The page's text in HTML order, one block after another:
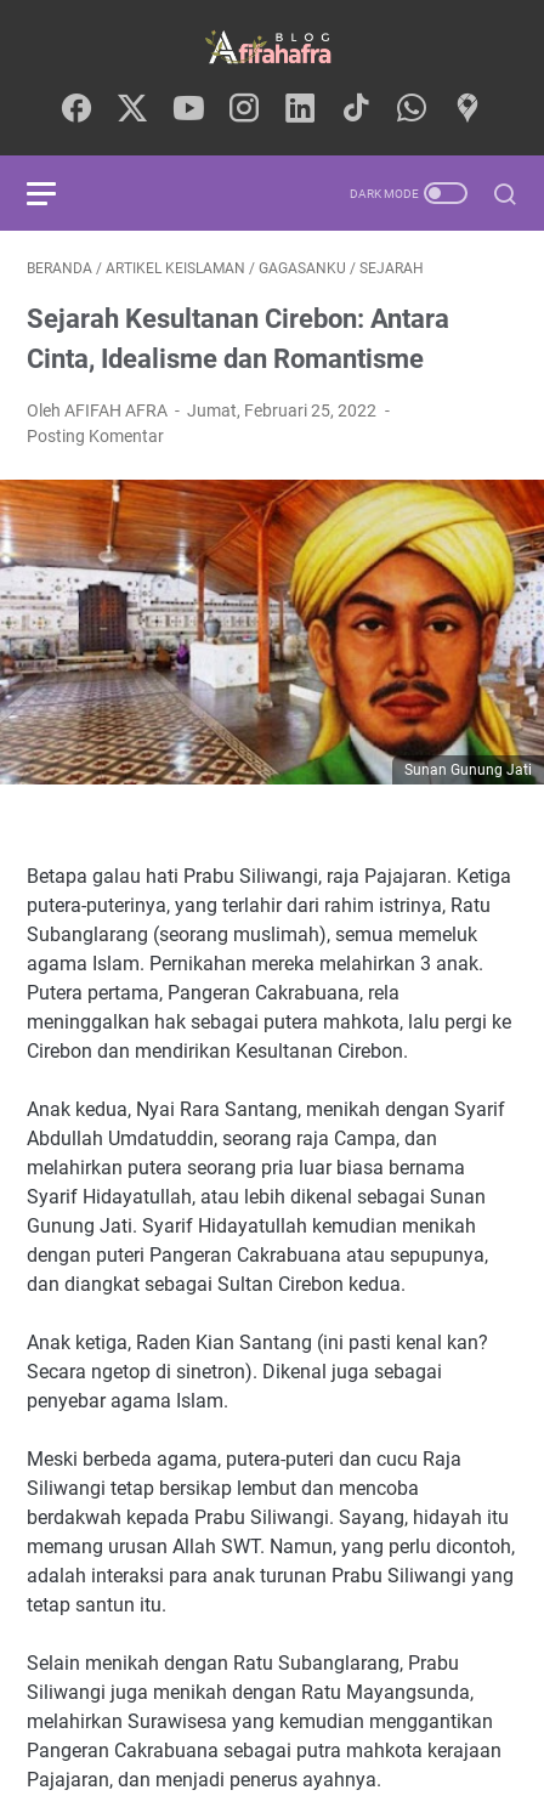
BERANDA / ARTIKEL KEISLAMAN / GAGASANKU / SEJARAH
Sejarah Kesultanan Cirebon: Antara
Cinta, Idealisme dan Romantisme
Oleh AFIFAH AFRA
Jumat, Februari 25, 2022
Posting Komentar
Sunan Gunung Jati
Betapa galau hati Prabu Siliwangi, raja Pajajaran. Ketiga
putera-puterinya, yang terlahir dari rahim istrinya, Ratu
Subanglarang (seorang muslimah), semua memeluk
agama Islam. Pernikahan mereka melahirkan 3 anak.
Putera pertama, Pangeran Cakrabuana, rela
meninggalkan hak sebagai putera mahkota, lalu pergi ke
Cirebon dan mendirikan Kesultanan Cirebon.
Anak kedua, Nyai Rara Santang, menikah dengan Syarif
Abdullah Umdatuddin, seorang raja Campa, dan
melahirkan putera seorang pria luar biasa bernama
Syarif Hidayatullah, atau lebih dikenal sebagai Sunan
Gunung Jati. Syarif Hidayatullah kemudian menikah
dengan puteri Pangeran Cakrabuana atau sepupunya,
dan diangkat sebagai Sultan Cirebon kedua.
Anak ketiga, Raden Kian Santang (ini pasti kenal kan?
Secara ngetop di sinetron). Dikenal juga sebagai
penyebar agama Islam.
Meski berbeda agama, putera-puteri dan cucu Raja
Siliwangi tetap bersikap lembut dan mencoba
berdakwah kepada Prabu Siliwangi. Sayang, hidayah itu
memang urusan Allah SWT. Namun, yang perlu dicontoh,
adalah interaksi para anak turunan Prabu Siliwangi yang
tetap santun itu.
Selain menikah dengan Ratu Subanglarang, Prabu
Siliwangi juga menikah dengan Ratu Mayangsunda,
melahirkan Surawisesa yang kemudian menggantikan
Pangeran Cakrabuana sebagai putra mahkota kerajaan
Pajajaran, dan menjadi penerus ayahnya.